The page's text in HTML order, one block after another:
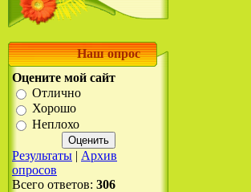
Наш опрос
Оцените мой сайт
Отлично
Хорошо
Неплохо
Результаты | Архив
опросов
Всего ответов: 306